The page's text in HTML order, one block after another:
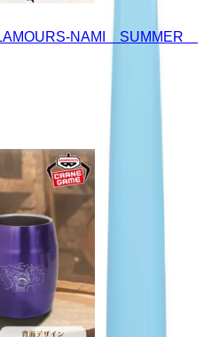
NAMI SUMMER